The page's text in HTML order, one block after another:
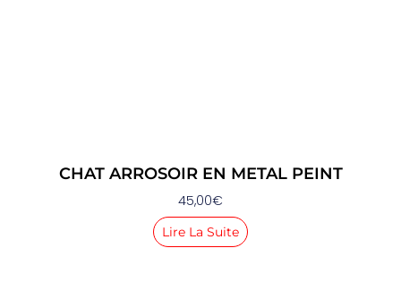
CHAT ARROSOIR EN METAL PEINT
45,00€
Lire La Suite